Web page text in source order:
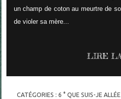
un champ de coton au meurtre de
de violer sa mère...
LIRE
CATÉGORIES :6 ° QUE SUIS-JE